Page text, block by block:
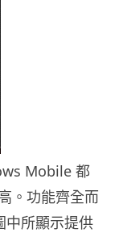
Mobile 都
。功能齊全而
中所顯示提供